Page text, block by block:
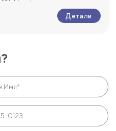
Детали